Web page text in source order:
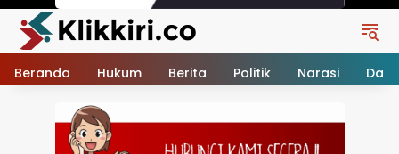
Beranda Hukum Berita Politik Narasi